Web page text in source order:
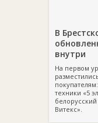
В
внутри
На первом
техники «5
Витекс».